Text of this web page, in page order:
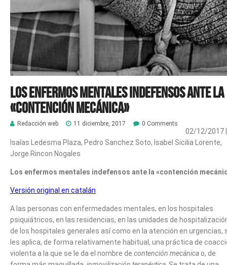
Los enfermos mentales indefensos ante la
«contención mecánica»
Redacción web 11 diciembre, 2017 0 Comments
02/12/2017
Isaías Ledesma Plaza, Pedro Sanchez Soto, Isabel Sicilia Lorente,
Jorge Rincon Nogales
Los enfermos mentales indefensos ante la «contención
Versión original en catalán
A las personas con enfermedades mentales, en los hospitales
psiquiátricos, en las residencias, en las unidades de
de los hospitales generales así como en la atención en urgencias,
les aplica, de forma relativamente habitual, una práctica de
violenta a la que se le da el nombre de contención mecánica o, de